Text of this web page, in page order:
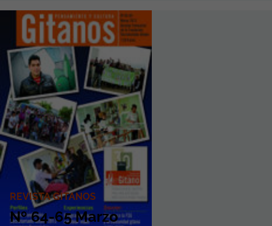
REVISTA GITANOS
Nº 64-65 Marzo